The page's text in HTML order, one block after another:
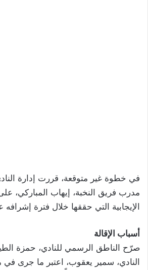
في خطوة غير متوقعة، قررت إدارة
مدرب فريق النخبة، إيهاب المباركي،
الإيجابية التي حققها خلال فترة
أسباب الإقالة
صرّح الناطق الرسمي للنادي، حمزة
النادي، سمير يعقوب، اعتبر ما جرى في